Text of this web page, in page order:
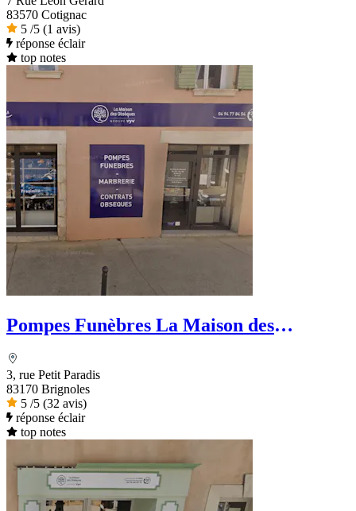
83570 Cotignac
5 /5 (1 avis)
réponse éclair
top notes
Pompes Funèbres La Maison des
3, rue Petit Paradis
83170 Brignoles
5 /5 (32 avis)
réponse éclair
top notes